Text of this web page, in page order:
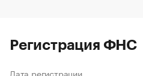
Регистрация ФНС
Дата регистрации